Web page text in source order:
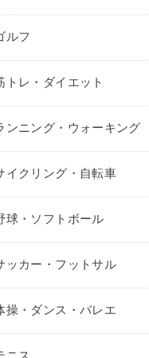
ルフ
トレ・ダイエット
ンニング・ウォーキング
イクリング・自転車
球・ソフトボール
ッカー・フットサル
操・ダンス・バレエ